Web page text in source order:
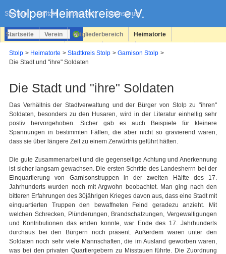
Sitemap Kontakt Impressum Datenschutz
überspringen
Startseite Verein Mitgliederbereich Heimatorte
Login
Stolp Heimatorte Stadtkreis Stolp
Garnison Stolp
Die Stadt und "ihre" Soldaten
Die Stadt und "ihre" Soldaten
Das Verhältnis der Stadtverwaltung und der Bürger von Stolp zu "ihren"
Soldaten, besonders zu den Husaren, wird in der Literatur einhellig sehr
postiv hervorgehoben. Sicher gab es auch Beispiele für kleinere
Spannungen in bestimmten Fällen, die aber nicht so gravierend waren,
dass sie über längere Zeit zu einem Zerwürfnis geführt hätten.
Die gute Zusammenarbeit und die gegenseitige Achtung und Anerkennung
ist sicher langsam gewachsen. Die ersten Schritte des Landesherrn bei der
Einquartierung von Garnisonstruppen in der zweiten Hälfte des 17.
Jahrhunderts wurden noch mit Argwohn beobachtet. Man ging nach den
bitteren Erfahrungen des 30jährigen Krieges davon aus, dass eine Stadt mit
einquartierten Truppen den bewaffneten Feind geradezu anzieht. Mit
welchen Schrecken, Plünderungen, Brandschatzungen, Vergewaltigungen
und Kontributionen das enden konnte, war Ende des 17. Jahrhunderts
durchaus bei den Bürgern noch präsent. Außerdem waren unter den
Soldaten noch sehr viele Mannschaften, die im Ausland geworben waren,
was bei den privaten Quartiergebern zu Misstauen führte. Die Zuordnung